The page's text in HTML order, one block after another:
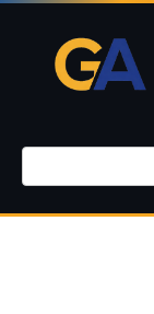
Перейти
контенту
Поиск: